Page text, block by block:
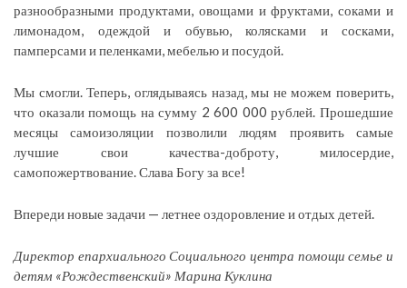
разнообразными продуктами, овощами и фруктами, соками и
лимонадом, одеждой и обувью, колясками и сосками,
памперсами и пеленками, мебелью и посудой.
Мы смогли. Теперь, оглядываясь назад, мы не можем поверить,
что оказали помощь на сумму 2 600 000 рублей. Прошедшие
месяцы самоизоляции позволили людям проявить самые
лучшие свои качества-доброту, милосердие,
самопожертвование. Слава Богу за все!
Впереди новые задачи — летнее оздоровление и отдых детей.
Директор епархиального Социального центра помощи семье и
детям «Рождественский» Марина Куклина